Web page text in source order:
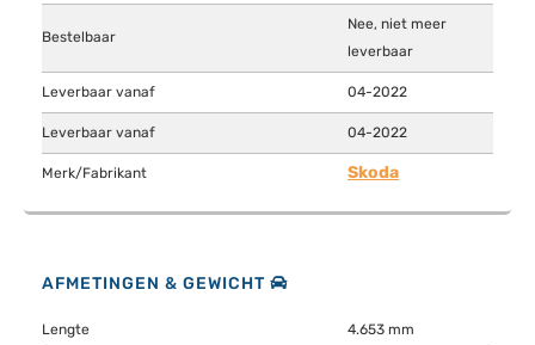
Bestelbaar
Nee, niet meer
leverbaar
Leverbaar vanaf 04-2022
Leverbaar vanaf 04-2022
Merk/Fabrikant Skoda
AFMETINGEN & GEWICHT
Lengte 4.653 mm